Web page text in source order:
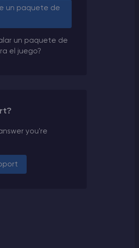
un paquete de
un paquete de
el juego?
you're